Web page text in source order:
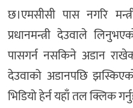
छ।एमसीसी पास नगरि
प्रधानमन्त्री देउवाले
पासगर्न नसकिने अडान
देउवाको अडानपछि
भिडियो हेर्न यहाँ तल क्लिक